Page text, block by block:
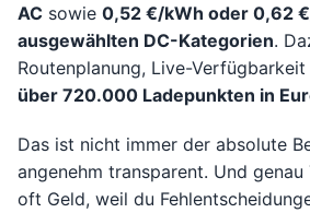
AC sowie 0,52 €/kWh oder 0,62
ausgewählten DC-Kategorien.
Routenplanung, Live-
über 720.000 Ladepunkten in
Das ist nicht immer der absolute
angenehm transparent. Und
oft Geld, weil du